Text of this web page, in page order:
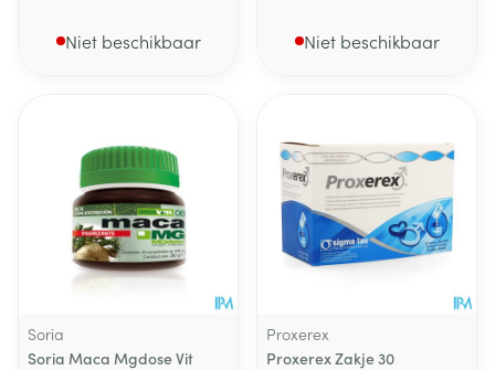
Niet beschikbaar Niet beschikbaar
Soria
Soria Maca Mgdose Vit
Proxerex
Proxerex Zakje 30